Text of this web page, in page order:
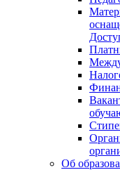
Об